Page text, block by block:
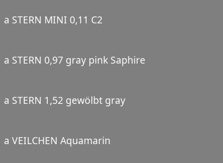
a STERN MINI 0,11 C2
a STERN 0,97 gray pink Saphire
a STERN 1,52 gewölbt gray
a VEILCHEN Aquamarin